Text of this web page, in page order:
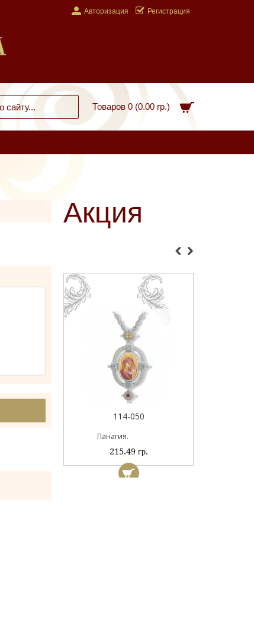
Авторизация Регистрация
Товаров 0 (0.00 гр.)
Акция
114-050
Панагия.
215.49 гр.